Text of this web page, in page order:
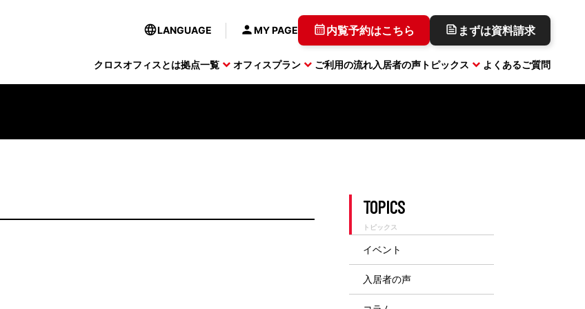
LANGUAGE MY PAGE 内覧予約はこちら まずは資料請求
クロスオフィスとは拠点一覧
三田
キャンペーン実施中
オフィスプラン
コワーキングプラン
ご利用の流れ入居者の声 トピックス
コラム
よくあるご質問
TOPICS
トピックス
イベント
入居者の声